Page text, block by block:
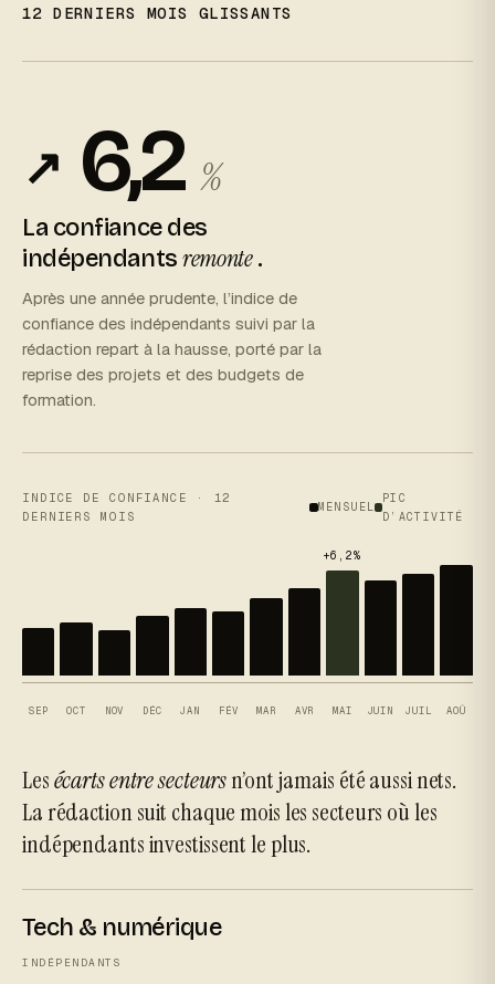
12 DERNIERS MOIS GLISSANTS
↗︎ 6,2 %
La confiance des
indépendants remonte .
Après une année prudente, l’indice de
confiance des indépendants suivi par la
rédaction repart à la hausse, porté par la
reprise des projets et des budgets de
formation.
INDICE DE CONFIANCE · 12
DERNIERS MOIS
MENSUEL
PIC
D’ACTIVITÉ
SEP OCT NOV DÉC JAN FÉV MAR AVR MAI JUIN JUIL AOÛ
Lesécarts entre secteursn’ont jamais été aussi nets.
La rédaction suit chaque mois les secteurs où les
indépendants investissent le plus.
Tech & numérique
INDÉPENDANTS